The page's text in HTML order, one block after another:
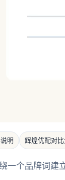
明 辉煌优配对
一个品牌词建